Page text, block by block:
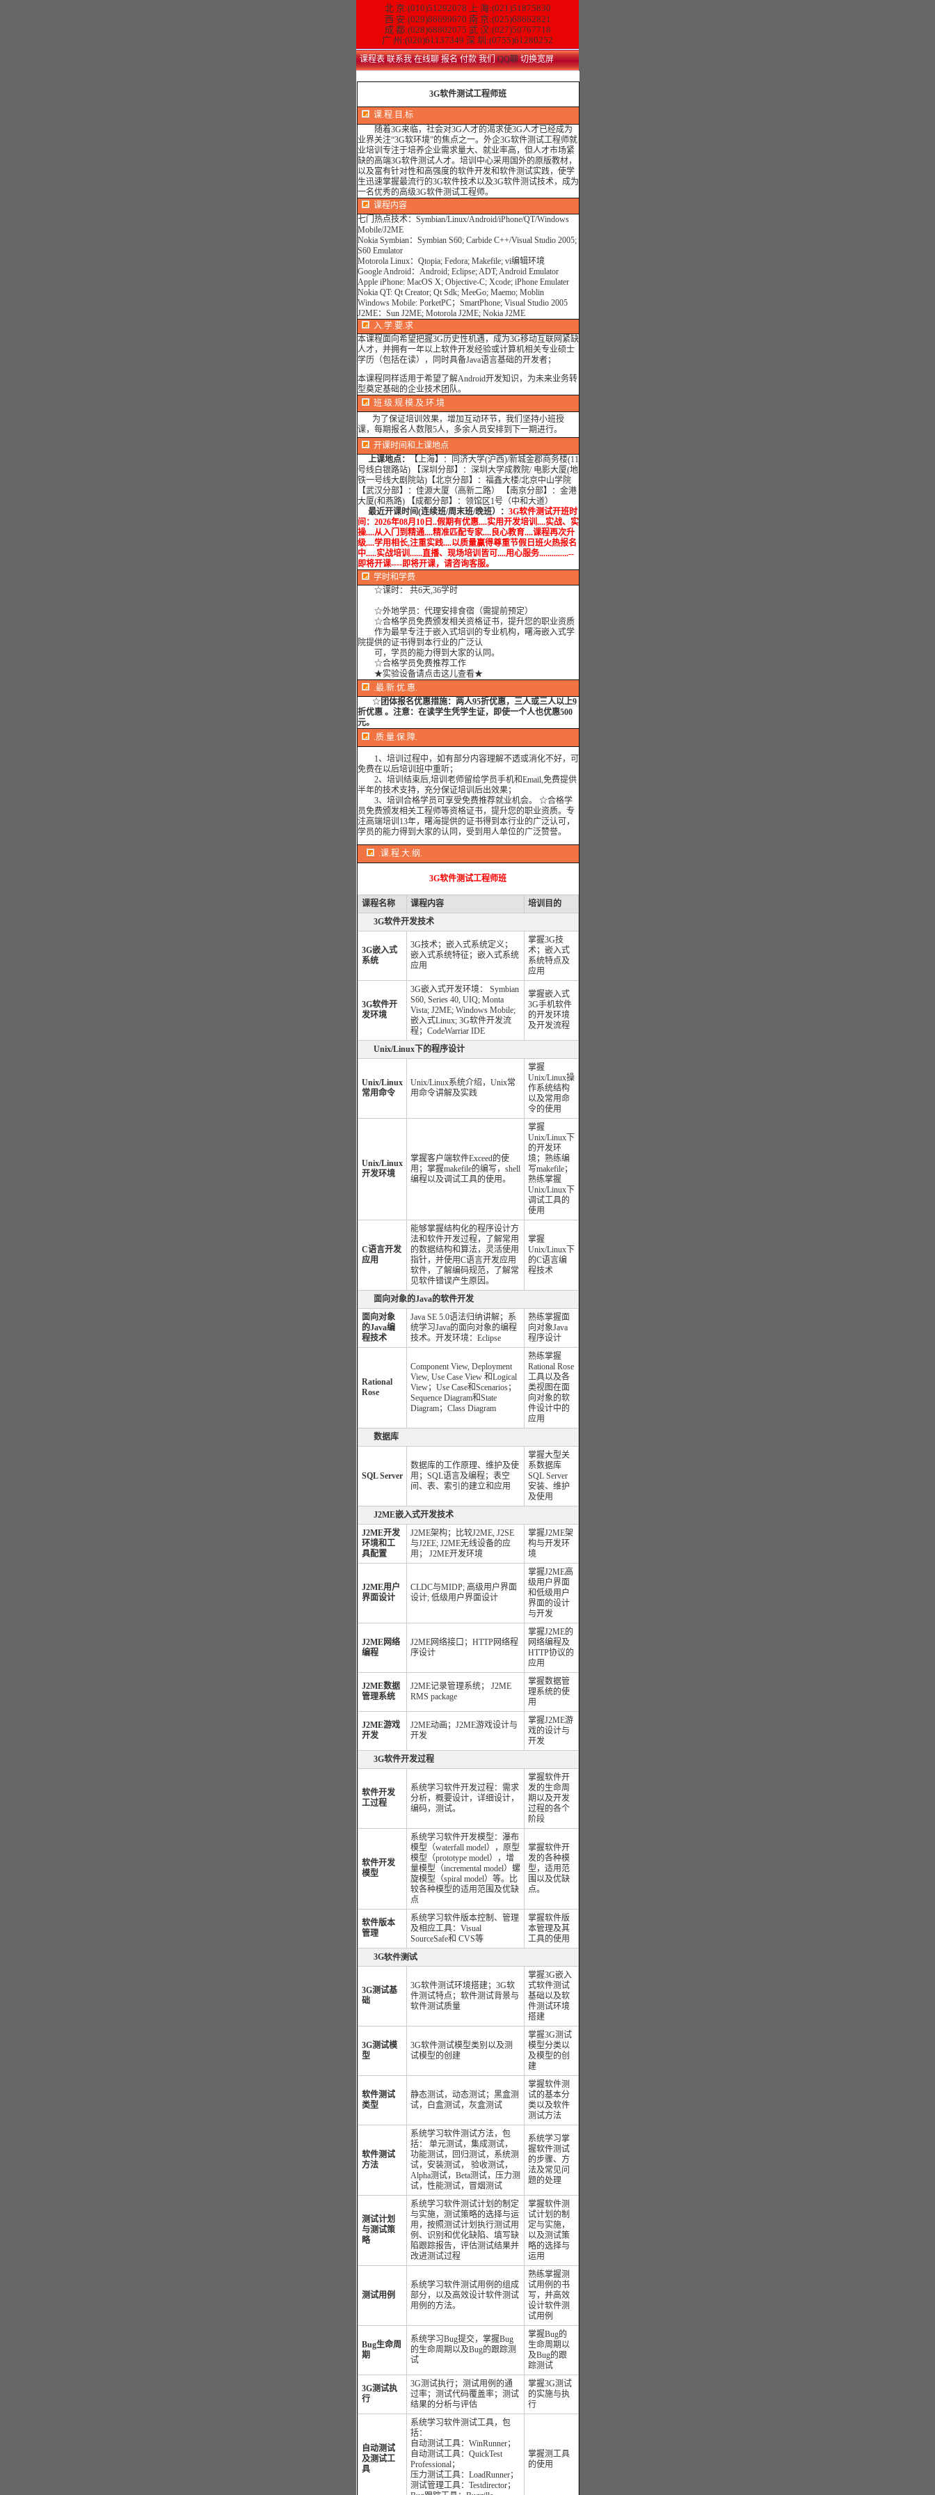
北 京:(010)51292078
上 海:(021)51875830
西 安:(029)86699670 南 京:(025)68662821
成 都:(028)68802075 武 汉:(027)50767718
广 州:(020)61137349 深 圳:(0755)61280252
课程表 联系我 在线聊 报名 付款 我们 QQ聊切换宽屏
3G软件测试工程师班
课.程.目.标
随着3G来临，社会对3G人才的渴求使3G人才已经成为
业界关注“3G软环境”的焦点之一。外企3G软件测试工程师就
业培训专注于培养企业需求量大、就业率高，但人才市场紧
缺的高端3G软件测试人才。培训中心采用国外的原版教材，
以及富有针对性和高强度的软件开发和软件测试实践，使学
生迅速掌握最流行的3G软件技术以及3G软件测试技术，成为
一名优秀的高级3G软件测试工程师。
课程内容
七门热点技术：Symbian/Linux/Android/iPhone/QT/Windows
Mobile/J2ME
Nokia Symbian：Symbian S60; Carbide C++/Visual Studio 2005;
S60 Emulator
Motorola Linux：Qtopia; Fedora; Makefile; vi编辑环境
Google Android：Android; Eclipse; ADT; Android Emulator
Apple iPhone: MacOS X; Objective-C; Xcode; iPhone Emulater
Nokia QT: Qt Creator; Qt Sdk; MeeGo; Maemo; Moblin
Windows Mobile: PorketPC；SmartPhone; Visual Studio 2005
J2ME：Sun J2ME; Motorola J2ME; Nokia J2ME
入.学.要.求
本课程面向希望把握3G历史性机遇，成为3G移动互联网紧缺
人才，并拥有一年以上软件开发经验或计算机相关专业硕士
学历（包括在读），同时具备Java语言基础的开发者；
本课程同样适用于希望了解Android开发知识，为未来业务转
型奠定基础的企业技术团队。
班.级.规.模.及.环.境
为了保证培训效果，增加互动环节，我们坚持小班授
课，每期报名人数限5人，多余人员安排到下一期进行。
开课时间和上课地点
上课地点：
【上海】：同济大学(沪西)/新城金郡商务楼(11
号线白银路站) 【深圳分部】：深圳大学成教院/ 电影大厦(地
铁一号线大剧院站)【北京分部】：福鑫大楼/北京中山学院
【武汉分部】：佳源大厦（高新二路） 【南京分部】：金港
大厦(和燕路) 【成都分部】：领馆区1号（中和大道）
最近开课时间(连续班/周末班/晚班）： 3G软件测试开班时
间：2026年08月10日..假期有优惠....实用开发培训....实战、实
操....从入门到精通....精准匹配专家....良心教育....课程再次升
级....学用相长,注重实践....以质量赢得尊重节假日班火热报名
中.....实战培训......直播、现场培训皆可....用心服务..............--
即将开课----即将开课，请咨询客服。
学时和学费
☆课时： 共6天,36学时
☆外地学员：代理安排食宿（需提前预定）
☆合格学员免费颁发相关资格证书，提升您的职业资质
作为最早专注于嵌入式培训的专业机构，曙海嵌入式学
院提供的证书得到本行业的广泛认
可，学员的能力得到大家的认同 。
☆合格学员免费推荐工作
★实验设备请点击这儿查看★
.最.新.优.惠.
☆ 团体报名优惠措施： 两人95折优惠，三人或三人以上9
折优惠 。注意：在读学生凭学生证，即使一个人也优惠500
元。
.质.量.保.障.
1、培训过程中，如有部分内容理解不透或消化不好，可
免费在以后培训班中重听；
2、培训结束后,培训老师留给学员手机和Email,免费提供
半年的技术支持，充分保证培训后出效果；
3、培训合格学员可享受免费推荐就业机会。 ☆合格学
员免费颁发相关工程师等资格证书，提升您的职业资质。专
注高端培训13年，曙海提供的证书得到本行业的广泛认可，
学员的能力得到大家的认同，受到用人单位的广泛赞誉。
.课.程.大.纲.
3G软件测试工程师班
课程名称 课程内容
培训目的
3G软件开发技术
3G嵌入式
系统
3G技术；嵌入式系统定义；
嵌入式系统特征；嵌入式系统
应用
掌握3G技
术；嵌入式
系统特点及
应用
3G软件开
发环境
3G嵌入式开发环境： Symbian
S60, Series 40, UIQ; Monta
Vista; J2ME; Windows Mobile;
嵌入式Linux; 3G软件开发流
程；CodeWarriar IDE
掌握嵌入式
3G手机软件
的开发环境
及开发流程
Unix/Linux下的程序设计
Unix/Linux
常用命令
Unix/Linux系统介绍，Unix常
用命令讲解及实践
掌握
Unix/Linux操
作系统结构
以及常用命
令的使用
Unix/Linux
开发环境
掌握客户端软件Exceed的使
用；掌握makefile的编写，shell
编程以及调试工具的使用。
掌握
Unix/Linux下
的开发环
境；熟练编
写makefile；
熟练掌握
Unix/Linux下
调试工具的
使用
C语言开发
应用
能够掌握结构化的程序设计方
法和软件开发过程，了解常用
的数据结构和算法，灵活使用
指针，并使用C语言开发应用
软件，了解编码规范，了解常
见软件错误产生原因。
掌握
Unix/Linux下
的C语言编
程技术
面向对象的Java的软件开发
面向对象
的Java编
程技术
Java SE 5.0语法归纳讲解；系
统学习Java的面向对象的编程
技术。开发环境：Eclipse
熟练掌握面
向对象Java
程序设计
Rational
Rose
Component View, Deployment
View, Use Case View 和Logical
View；Use Case和Scenarios；
Sequence Diagram和State
Diagram；Class Diagram
熟练掌握
Rational Rose
工具以及各
类视图在面
向对象的软
件设计中的
应用
数据库
SQL Server
数据库的工作原理、维护及使
用； SQL语言及编程；表空
间、表、索引的建立和应用
掌握大型关
系数据库
SQL Server
安装、维护
及使用
J2ME嵌入式开发技术
J2ME开发
环境和工
具配置
J2ME架构；比较J2ME, J2SE
与J2EE; J2ME无线设备的应
用； J2ME开发环境
掌握J2ME架
构与开发环
境
J2ME用户
界面设计
CLDC与MIDP; 高级用户界面
设计; 低级用户界面设计
掌握J2ME高
级用户界面
和低级用户
界面的设计
与开发
J2ME网络
编程
J2ME网络接口；HTTP网络程
序设计
掌握J2ME的
网络编程及
HTTP协议的
应用
J2ME数据
管理系统
J2ME记录管理系统； J2ME
RMS package
掌握数据管
理系统的使
用
J2ME游戏
开发
J2ME动画；J2ME游戏设计与
开发
掌握J2ME游
戏的设计与
开发
3G软件开发过程
软件开发
工过程
系统学习软件开发过程：需求
分析，概要设计，详细设计，
编码，测试。
掌握软件开
发的生命周
期以及开发
过程的各个
阶段
软件开发
模型
系统学习软件开发模型：瀑布
模型（waterfall model），原型
模型（prototype model），增
量模型（incremental model）螺
旋模型（spiral model）等。比
较各种模型的适用范围及优缺
点
掌握软件开
发的各种模
型，适用范
围以及优缺
点。
软件版本
管理
系统学习软件版本控制、管理
及相应工具：Visual
SourceSafe和 CVS等
掌握软件版
本管理及其
工具的使用
3G软件测试
3G测试基
础
3G软件测试环境搭建； 3G软
件测试特点；软件测试背景与
软件测试质量
掌握3G嵌入
式软件测试
基础以及软
件测试环境
搭建
3G测试模
型
3G软件测试模型类别以及测
试模型的创建
掌握3G测试
模型分类以
及模型的创
建
软件测试
类型
静态测试，动态测试；黑盒测
试，白盒测试，灰盒测试
掌握软件测
试的基本分
类以及软件
测试方法
软件测试
方法
系统学习软件测试方法，包
括： 单元测试，集成测试，
功能测试，回归测试，系统测
试，安装测试， 验收测试，
Alpha测试，Beta测试，压力测
试，性能测试，冒烟测试
系统学习掌
握软件测试
的步骤、方
法及常见问
题的处理
测试计划
与测试策
略
系统学习软件测试计划的制定
与实施，测试策略的选择与运
用，按照测试计划执行测试用
例、识别和优化缺陷、填写缺
陷跟踪报告，评估测试结果并
改进测试过程
掌握软件测
试计划的制
定与实施，
以及测试策
略的选择与
运用
测试用例
系统学习软件测试用例的组成
部分，以及高效设计软件测试
用例的方法。
熟练掌握测
试用例的书
写，并高效
设计软件测
试用例
Bug生命周
期
系统学习Bug提交，掌握Bug
的生命周期以及Bug的跟踪测
试
掌握Bug的
生命周期以
及Bug的跟
踪测试
3G测试执
行
3G测试执行；测试用例的通
过率；测试代码覆盖率；测试
结果的分析与评估
掌握3G测试
的实施与执
行
自动测试
及测试工
具
系统学习软件测试工具，包
括：
自动测试工具：WinRunner；
自动测试工具：QuickTest
Professional；
压力测试工具：LoadRunner；
测试管理工具：Testdirector；
掌握测工具
的使用